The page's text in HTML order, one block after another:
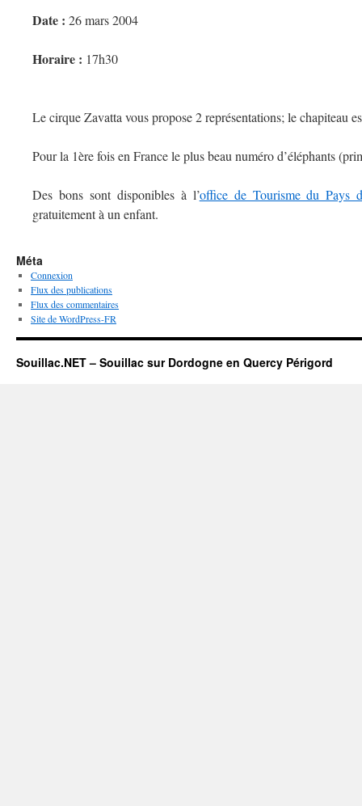
Date : 26 mars 2004
Horaire : 17h30
Le cirque Zavatta vous propose 2 représentations; le chapiteau
Pour la 1ère fois en France le plus beau numéro d’éléphants
Des bons sont disponibles à l’office de Tourisme du Pays
gratuitement à un enfant.
Méta
Connexion
Flux des publications
Flux des commentaires
Site de WordPress-FR
Souillac.NET – Souillac sur Dordogne en Quercy Périgord